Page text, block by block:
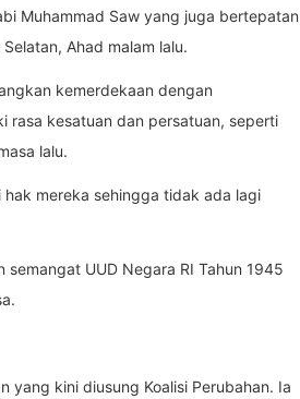
Muhammad Saw yang juga bertepatan
Ahad malam lalu.
kemerdekaan dengan
rasa kesatuan dan persatuan, seperti
lalu.
mereka sehingga tidak ada lagi
UUD Negara RI Tahun 1945
yang kini diusung Koalisi Perubahan. Ia